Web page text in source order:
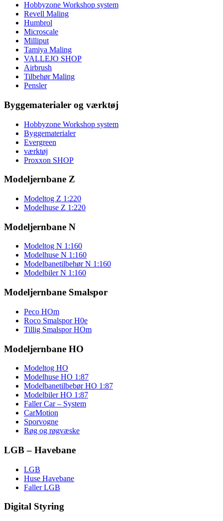
Hobbyzone Workshop system
Revell Maling
Humbrol
Microscale
Milliput
Tamiya Maling
VALLEJO SHOP
Airbrush
Tilbehør Maling
Pensler
Byggematerialer og værktøj
Hobbyzone Workshop system
Byggematerialer
Evergreen
værktøj
Proxxon SHOP
Modeljernbane Z
Modeltog Z 1:220
Modelhuse Z 1:220
Modeljernbane N
Modeltog N 1:160
Modelhuse N 1:160
Modelbanetilbehør N 1:160
Modelbiler N 1:160
Modeljernbane Smalspor
Peco HOm
Roco Smalspor H0e
Tillig Smalspor HOm
Modeljernbane HO
Modeltog HO
Modelhuse HO 1:87
Modelbanetilbebør HO 1:87
Modelbiler HO 1:87
Faller Car – System
CarMotion
Sporvogne
Røg og røgvæske
LGB – Havebane
LGB
Huse Havebane
Faller LGB
Digital Styring